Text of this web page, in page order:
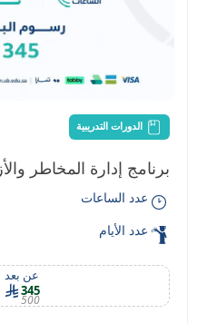
الدورات التدريبية
برنامج إدارة المخاطر
عدد الساعات
عدد الأيام
عن بعد
345
500